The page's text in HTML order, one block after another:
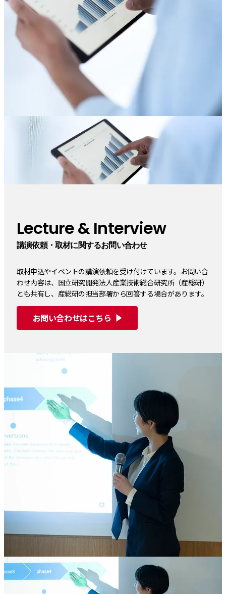
Lecture & Interview
講演依頼・取材に関するお問い合わせ
取材申込やイベントの講演依頼を受け付けています。お問い合
わせ内容は、国立研究開発法人産業技術総合研究所（産総研）
とも共有し、産総研の担当部署から回答する場合があります。
お問い合わせはこちら